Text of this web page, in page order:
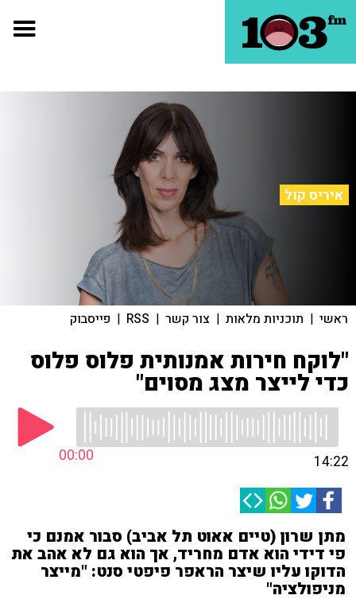
איריס קול
ראשי | תוכניות מלאות | צור קשר |
RSS
| פייסבוק
"לוקח חירות אמנותית פלוס פלוס
כדי לייצר מצג מסוים"
00:00 14:22
מתן שרון (טיים אאוט תל אביב) סבור אמנם כי
פי דידי הוא אדם מחריד, אך הוא גם לא אהב את
הדוקו עליו שיצר הראפר פיפטי סנט: "מייצר
מניפולציה"